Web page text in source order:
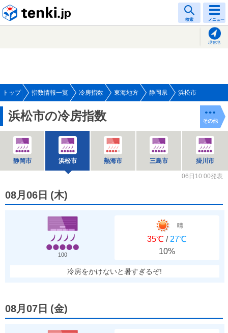
検索 メニュー
現在地
トップ 指数情報一覧 冷房指数 東海地方 静岡県 浜松市
浜松市の冷房指数
静岡市 浜松市 熱海市 三島市 掛川市
その他
06日10:00発表
08月06日 (木)
100
晴
35℃ / 27℃
10%
冷房をかけないと暑すぎるぞ!
08月07日 (金)